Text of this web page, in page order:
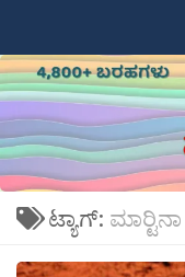
ಟ್ಯಾಗ್: